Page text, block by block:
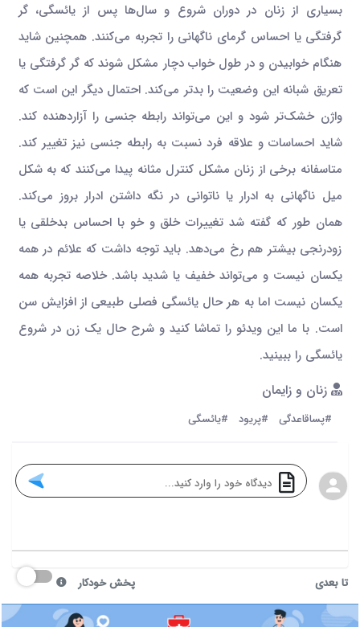
بسیاری از زنان در دوران شروع و سال‌ها پس از یائسگی، گر
گرفتگی یا احساس گرمای ناگهانی را تجربه می‌کنند. همچنین شاید
هنگام خوابیدن و در طول خواب دچار مشکل شوند که گر گرفتگی یا
تعریق شبانه این وضعیت را بدتر می‌کند. احتمال دیگر این است که
واژن خشک‌تر شود و این می‌تواند رابطه جنسی را آزاردهنده کند.
شاید احساسات و علاقه فرد نسبت به رابطه جنسی نیز تغییر کند.
متاسفانه برخی از زنان مشکل کنترل مثانه پیدا می‌کنند که به شکل
میل ناگهانی به ادرار یا ناتوانی در نگه داشتن ادرار بروز می‌کند.
همان طور که گفته شد تغییرات خلق و خو با احساس بدخلقی یا
زودرنجی بیشتر هم رخ می‌دهد. باید توجه داشت که علائم در همه
یکسان نیست و می‌تواند خفیف یا شدید باشد. خلاصه تجربه همه
یکسان نیست اما به هر حال یائسگی فصلی طبیعی از افزایش سن
است. با ما این ویدئو را تماشا کنید و شرح حال یک زن در شروع
یائسگی را ببینید.
زنان و زایمان
#پساقاعدگی #پریود #یائسگی
تا بعدی پخش خودکار